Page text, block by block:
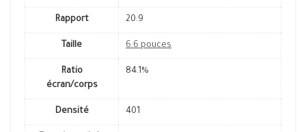
Rapport 20:9
Taille 6.6 pouces
Ratio
écran/corps
84.1%
Densité 401